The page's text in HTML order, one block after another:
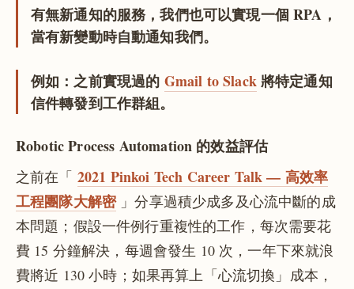
有無新通知的服務，我們也可以實現一個 RPA，
當有新變動時自動通知我們。
例如：之前實現過的 Gmail to Slack將特定通知
信件轉發到工作群組。
Robotic Process Automation 的效益評估
之前在「 2021 Pinkoi Tech Career Talk — 高效率
工程團隊大解密」分享過積少成多及心流中斷的成
本問題；假設一件例行重複性的工作，每次需要花
費 15 分鐘解決，每週會發生 10 次，一年下來就浪
費將近 130 小時；如果再算上「心流切換」成本，